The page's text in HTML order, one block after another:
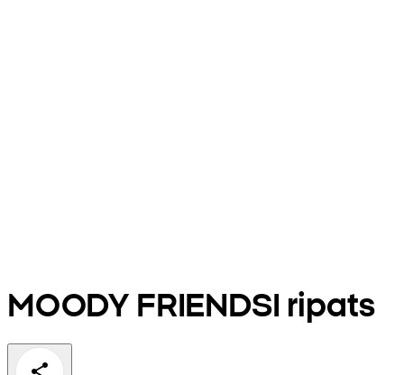
MOODY FRIENDSI ripats